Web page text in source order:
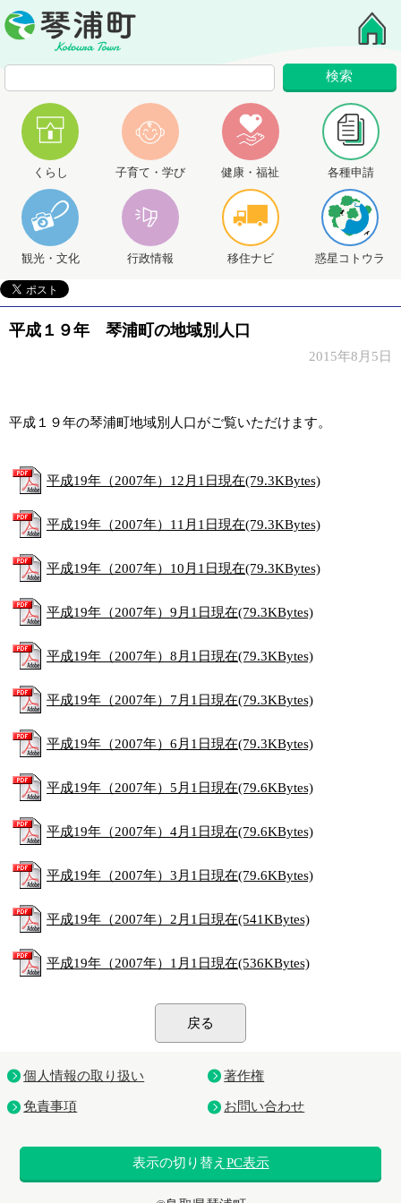
くらし 子育て・学び 健康・福祉 各種申請
観光・文化 行政情報 移住ナビ 惑星コトウラ
平成１９年 琴浦町の地域別人口
2015年8月5日
平成１９年の琴浦町地域別人口がご覧いただけます。
平成19年（2007年）12月1日現在(79.3KBytes)
平成19年（2007年）11月1日現在(79.3KBytes)
平成19年（2007年）10月1日現在(79.3KBytes)
平成19年（2007年）9月1日現在(79.3KBytes)
平成19年（2007年）8月1日現在(79.3KBytes)
平成19年（2007年）7月1日現在(79.3KBytes)
平成19年（2007年）6月1日現在(79.3KBytes)
平成19年（2007年）5月1日現在(79.6KBytes)
平成19年（2007年）4月1日現在(79.6KBytes)
平成19年（2007年）3月1日現在(79.6KBytes)
平成19年（2007年）2月1日現在(541KBytes)
平成19年（2007年）1月1日現在(536KBytes)
戻る
個人情報の取り扱い 著作権
免責事項 お問い合わせ
表示の切り替え PC表示